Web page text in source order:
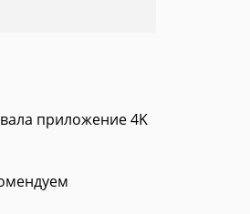
приложение 4K